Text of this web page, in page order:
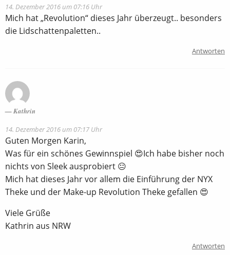
14. Dezember 2016 um 07:16 Uhr
Mich hat „Revolution“ dieses Jahr überzeugt.. besonders
die Lidschattenpaletten..
Antworten
Kathrin
14. Dezember 2016 um 07:17 Uhr
Guten Morgen Karin,
Was für ein schönes Gewinnspiel 😍Ich habe bisher noch
nichts von Sleek ausprobiert 😐
Mich hat dieses Jahr vor allem die Einführung der NYX
Theke und der Make-up Revolution Theke gefallen 😍
Viele Grüße
Kathrin aus NRW
Antworten